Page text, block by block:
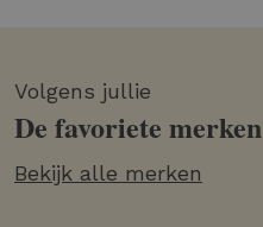
Volgens jullie
De favoriete merken
Bekijk alle merken